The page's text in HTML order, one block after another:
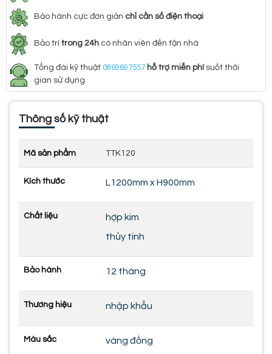
Bảo hành cực đơn giản chỉ cần số điện thoại
Bảo trì trong 24h có nhân viên đến tận nhà
Tổng đài kỹ thuật 0869697557 hỗ trợ miễn phí suốt thời
gian sử dụng
Thông số kỹ thuật
Mã sản phẩm TTK120
Kích thước L1200mm x H900mm
Chất liệu
hợp kim
thủy tinh
Bảo hành 12 tháng
Thương hiệu nhập khẩu
Màu sắc vàng đồng